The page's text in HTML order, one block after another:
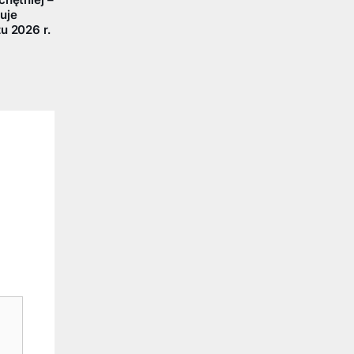
2026 r.